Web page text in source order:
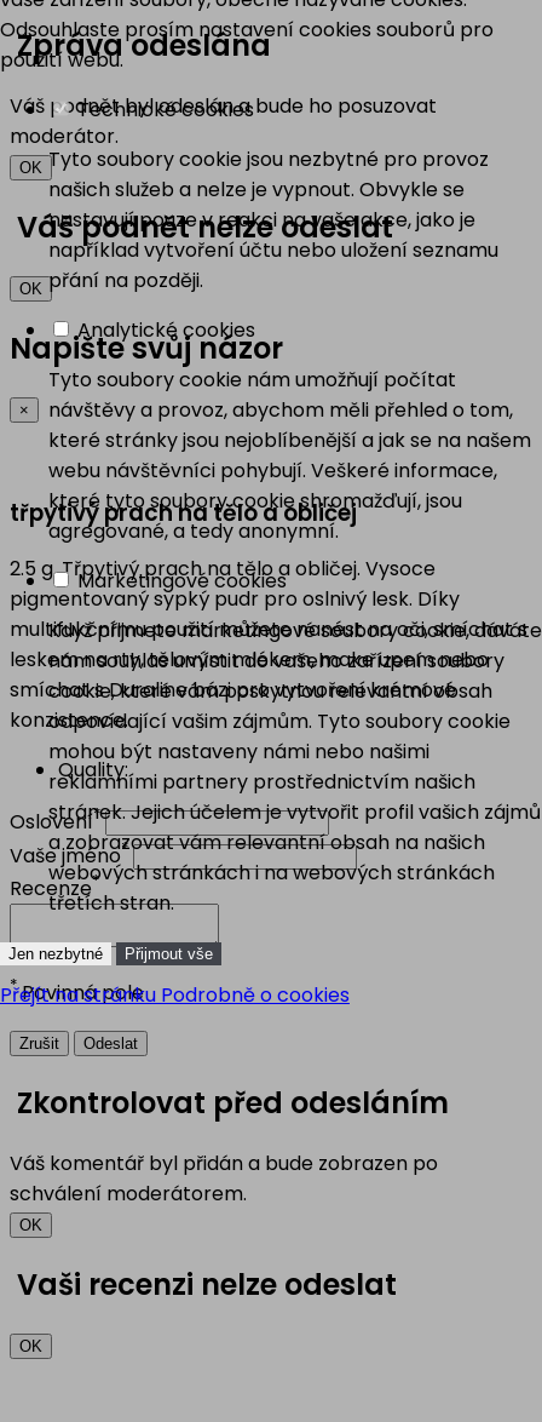
Zpráva odeslána
Váš podnět byl odeslán a bude ho posuzovat
moderátor.
OK
Váš podnět nelze odeslat
OK
Napište svůj názor
×
třpytivý prach na tělo a obličej
2.5 g. Třpytivý prach na tělo a obličej. Vysoce
pigmentovaný sypký pudr pro oslnivý lesk. Díky
multifukčnímu použití můžete nanést na oči, smíchat s
leskem na rty, tělovým mlékem, make upem nebo
smíchat s Duraline bázi pro vytvoření krémové
konzistence.
Quality:
Oslovení*
Vaše jméno*
Recenze*
*Povinná pole
Zrušit Odeslat
Zkontrolovat před odesláním
Váš komentář byl přidán a bude zobrazen po
schválení moderátorem.
OK
Vaši recenzi nelze odeslat
OK
Odsouhlaste prosím nastavení cookies souborů pro
použití webu.
Technické cookies
Tyto soubory cookie jsou nezbytné pro provoz
našich služeb a nelze je vypnout. Obvykle se
nastavují pouze v reakci na vaše akce, jako je
například vytvoření účtu nebo uložení seznamu
přání na později.
Analytické cookies
Tyto soubory cookie nám umožňují počítat
návštěvy a provoz, abychom měli přehled o tom,
které stránky jsou nejoblíbenější a jak se na našem
webu návštěvníci pohybují. Veškeré informace,
které tyto soubory cookie shromažďují, jsou
agregované, a tedy anonymní.
Marketingové cookies
Když přijmete marketingové soubory cookie, dáváte
nám souhlas umístit do vašeho zařízení soubory
cookie, které vám poskytnou relevantní obsah
odpovídající vašim zájmům. Tyto soubory cookie
mohou být nastaveny námi nebo našimi
reklamními partnery prostřednictvím našich
stránek. Jejich účelem je vytvořit profil vašich zájmů
a zobrazovat vám relevantní obsah na našich
webových stránkách i na webových stránkách
třetích stran.
Jen nezbytné Přijmout vše
Přejít na stránku Podrobně o cookies